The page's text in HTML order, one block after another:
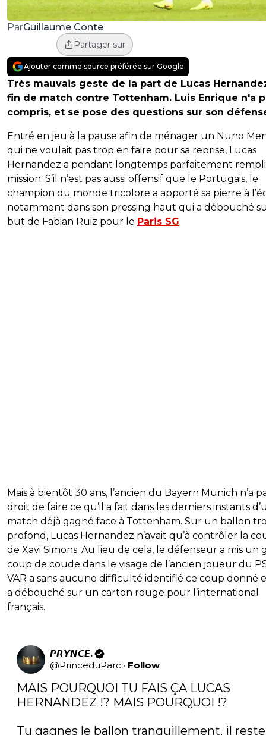
ParGuillaume Conte
Partager sur
Ajouter comme source préférée sur Google
Très mauvais geste de la part de Lucas
fin de match contre Tottenham. Luis Enrique n'a
compris, et se pose des questions sur son
Entré en jeu à la pause afin de ménager un Nuno
qui ne voulait pas trop en faire pour sa reprise, Lucas
Hernandez a pendant longtemps parfaitement rempli
mission. S’il n’est pas aussi offensif que le Portugais, le
champion du monde tricolore a apporté sa pierre à
notamment dans son pressing haut qui a débouché
but de Fabian Ruiz pour le Paris SG.
Mais à bientôt 30 ans, l’ancien du Bayern Munich n’a
droit de faire ce qu’il a fait dans les derniers instants
match déjà gagné face à Tottenham. Sur un ballon
profond, Lucas Hernandez n’avait qu’à contrôler la
de Xavi Simons. Au lieu de cela, le défenseur a mis un
coup de coude dans le visage de l’ancien joueur du
VAR a sans aucune difficulté identifié ce coup donné
a débouché sur un carton rouge pour l’international
français.
𝙋𝙍𝙔𝙉𝘾𝙀.
@PrinceduParc · Follow
MAIS POURQUOI TU FAIS ÇA LUCAS
HERNANDEZ !? MAIS POURQUOI !?
Tu gagnes le ballon tranquillement, il